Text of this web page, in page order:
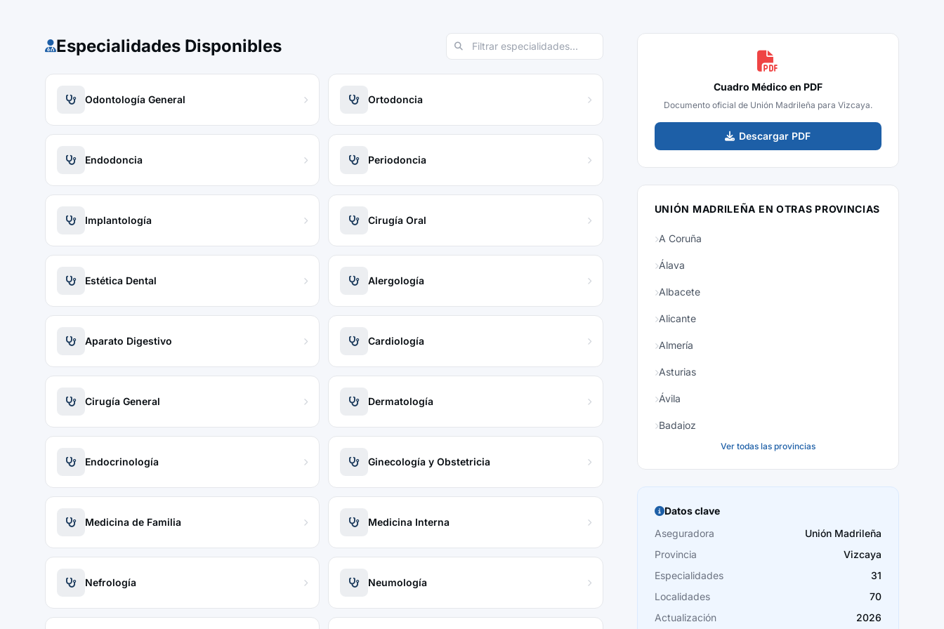
Especialidades Disponibles
Odontología General Ortodoncia
Endodoncia Periodoncia
Implantología Cirugía Oral
Estética Dental Alergología
Aparato Digestivo Cardiología
Cirugía General Dermatología
Endocrinología Ginecología y Obstetricia
Medicina de Familia Medicina Interna
Nefrología Neumología
Cuadro Médico en PDF
Documento oficial de Unión Madrileña para Vizcaya.
Descargar PDF
UNIÓN MADRILEÑA EN OTRAS PROVINCIAS
A Coruña
Álava
Albacete
Alicante
Almería
Asturias
Ávila
Badajoz
Burgos
Cáceres
Cádiz
Cantabria
Castellón
Ver todas las provincias
Datos clave
Aseguradora
Unión Madrileña
Provincia
Vizcaya
Especialidades
31
Localidades
70
Actualización
2026